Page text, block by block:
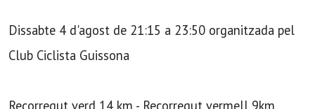
Dissabte 4 d'agost de 21:15 a 23:50 organitzada pel
Club Ciclista Guissona
Recorregut verd 14 km - Recorregut vermell 9km.